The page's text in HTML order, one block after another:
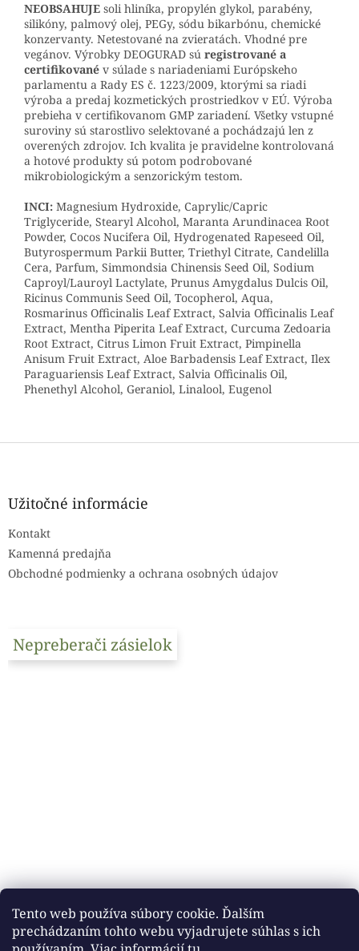
Tento web používa súbory cookie. Ďalším
prechádzaním tohto webu vyjadrujete súhlas s ich
NEOBSAHUJE soli hliníka, propylén glykol, parabény,
silikóny, palmový olej, PEGy, sódu bikarbónu, chemické
konzervanty. Netestované na zvieratách. Vhodné pre
vegánov. Výrobky DEOGURAD sú registrované a
certifikované v súlade s nariadeniami Európskeho
parlamentu a Rady ES č. 1223/2009, ktorými sa riadi
výroba a predaj kozmetických prostriedkov v EÚ. Výroba
prebieha v certifikovanom GMP zariadení. Všetky vstupné
suroviny sú starostlivo selektované a pochádzajú len z
overených zdrojov. Ich kvalita je pravidelne kontrolovaná
a hotové produkty sú potom podrobované
mikrobiologickým a senzorickým testom.
INCI: Magnesium Hydroxide, Caprylic/Capric
Triglyceride, Stearyl Alcohol, Maranta Arundinacea Root
Powder, Cocos Nucifera Oil, Hydrogenated Rapeseed Oil,
Butyrospermum Parkii Butter, Triethyl Citrate, Candelilla
Cera, Parfum, Simmondsia Chinensis Seed Oil, Sodium
Caproyl/Lauroyl Lactylate, Prunus Amygdalus Dulcis Oil,
Ricinus Communis Seed Oil, Tocopherol, Aqua,
Rosmarinus Officinalis Leaf Extract, Salvia Officinalis Leaf
Extract, Mentha Piperita Leaf Extract, Curcuma Zedoaria
Root Extract, Citrus Limon Fruit Extract, Pimpinella
Anisum Fruit Extract, Aloe Barbadensis Leaf Extract, Ilex
Paraguariensis Leaf Extract, Salvia Officinalis Oil,
Phenethyl Alcohol, Geraniol, Linalool, Eugenol
Z
Užitočné informácie
Kontakt
Kamenná predajňa
Obchodné podmienky a ochrana osobných údajov
Nepreberači zásielok